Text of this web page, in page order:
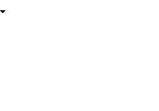
Mostrar submenu para traduções